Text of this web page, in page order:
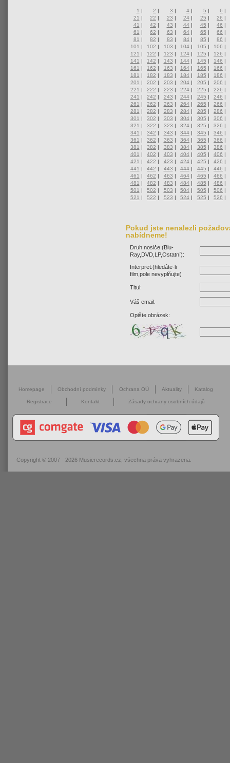
1 | 2 | 3 | 4 | 5 | 6 |
21 | 22 | 23 | 24 | 25 | 26 |
41 | 42 | 43 | 44 | 45 | 46 |
61 | 62 | 63 | 64 | 65 | 66 |
81 | 82 | 83 | 84 | 85 | 86 |
101 | 102 | 103 | 104 | 105 | 106 |
121 | 122 | 123 | 124 | 125 | 126 |
141 | 142 | 143 | 144 | 145 | 146 |
161 | 162 | 163 | 164 | 165 | 166 |
181 | 182 | 183 | 184 | 185 | 186 |
201 | 202 | 203 | 204 | 205 | 206 |
221 | 222 | 223 | 224 | 225 | 226 |
241 | 242 | 243 | 244 | 245 | 246 |
261 | 262 | 263 | 264 | 265 | 266 |
281 | 282 | 283 | 284 | 285 | 286 |
301 | 302 | 303 | 304 | 305 | 306 |
321 | 322 | 323 | 324 | 325 | 326 |
341 | 342 | 343 | 344 | 345 | 346 |
361 | 362 | 363 | 364 | 365 | 366 |
381 | 382 | 383 | 384 | 385 | 386 |
401 | 402 | 403 | 404 | 405 | 406 |
421 | 422 | 423 | 424 | 425 | 426 |
441 | 442 | 443 | 444 | 445 | 446 |
461 | 462 | 463 | 464 | 465 | 466 |
481 | 482 | 483 | 484 | 485 | 486 |
501 | 502 | 503 | 504 | 505 | 506 |
521 | 522 | 523 | 524 | 525 | 526 |
Pokud jste nenalezli
nabídneme!
Druh nosiče (Blu-
Ray,DVD,LP,Ostatní):
Interpret:(hledáte-li
film,pole nevyplňujte)
Titul:
Váš email:
Opište obrázek:
Homepage Obchodní podmínky Ochrana OÚ Aktuality Katalog
Registrace Kontakt Zásady ochrany osobních údajů
Copyright © 2007 - 2026 Musicrecords.cz , všechna práva vyhrazena.